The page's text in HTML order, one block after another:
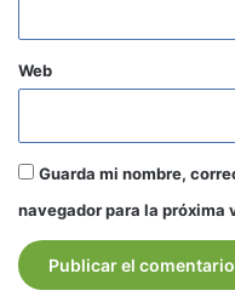
Web
Guarda mi nombre,
navegador para la próxima